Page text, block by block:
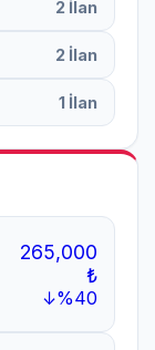
2 İlan
2 İlan
1 İlan
265,000
₺
↓%40